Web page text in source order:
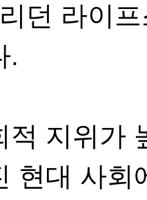
던 라이
.
적 지위가
현대 사회